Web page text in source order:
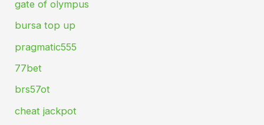
gate of olympus
bursa top up
pragmatic555
77bet
brs57ot
cheat jackpot